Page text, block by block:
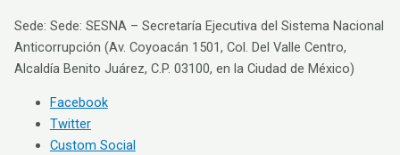
Sede: Sede: SESNA – Secretaría Ejecutiva del Sistema Nacional
Anticorrupción (Av. Coyoacán 1501, Col. Del Valle Centro,
Alcaldía Benito Juárez, C.P. 03100, en la Ciudad de México)
Facebook
Twitter
Custom Social